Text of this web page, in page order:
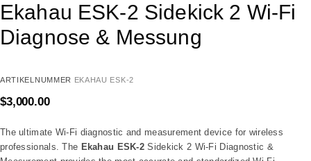
Ekahau ESK-2 Sidekick 2 Wi-Fi
Diagnose & Messung
ARTIKELNUMMER EKAHAU ESK-2
$3,000.00
The ultimate Wi-Fi diagnostic and measurement device for wireless
professionals. The Ekahau ESK-2 Sidekick 2 Wi-Fi Diagnostic &